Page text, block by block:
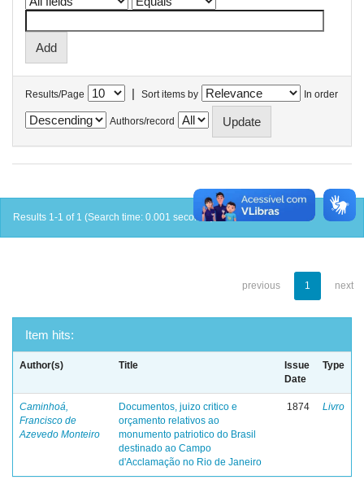
Results/Page | Sort items by In order
Authors/record
Results 1-1 of 1 (Search time: 0.001 seconds).
previous 1 next
Item hits:
Author(s) Title
Issue
Date
Type
Caminhoá,
Francisco de
Azevedo Monteiro
Documentos, juizo critico e
orçamento relativos ao
monumento patriotico do Brasil
destinado ao Campo
d'Acclamação no Rio de Janeiro
1874 Livro